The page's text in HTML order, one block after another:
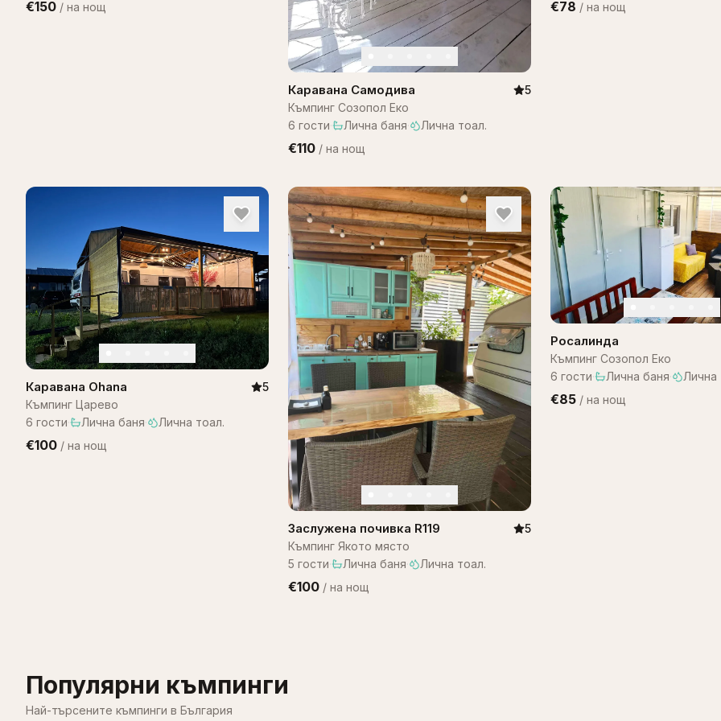
€150 / на нощ
Каравана Самодива
5
Къмпинг Созопол Еко
6 гости· Лична баня· Лична тоал.
€110 / на нощ
€78 / на нощ
Каравана Ohana
5
Къмпинг Царево
6 гости· Лична баня· Лична тоал.
€100 / на нощ
Заслужена почивка R119
5
Къмпинг Якото място
5 гости· Лична баня· Лична тоал.
€100 / на нощ
Росалинда
Къмпинг Созопол Еко
6 гости· Лична баня· Лична
€85 / на нощ
Популярни къмпинги
Най-търсените къмпинги в България